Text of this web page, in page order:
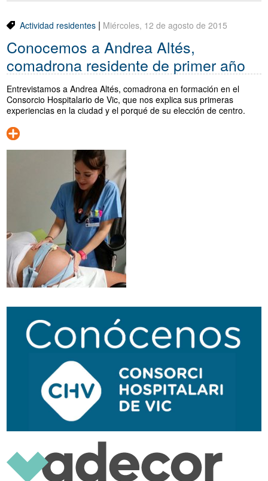
Actividad residentes| Miércoles, 12 de agosto de 2015
Conocemos a Andrea Altés,
comadrona residente de primer año
Entrevistamos a Andrea Altés, comadrona en formación en el
Consorcio Hospitalario de Vic, que nos explica sus primeras
experiencias en la ciudad y el porqué de su elección de centro.
Navegación
secundaria